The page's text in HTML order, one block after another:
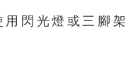
用閃光燈或三腳架